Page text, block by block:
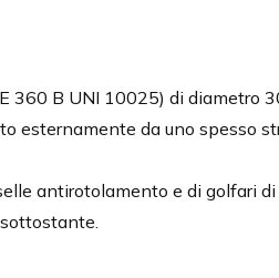
360 B UNI 10025) di diametro
esternamente da uno spesso
antirotolamento e di golfari di